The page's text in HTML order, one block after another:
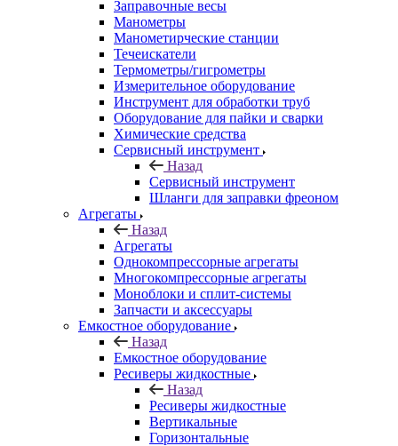
Заправочные весы
Манометры
Манометирческие станции
Течеискатели
Термометры/гигрометры
Измерительное оборудование
Инструмент для обработки труб
Оборудование для пайки и сварки
Химические средства
Сервисный инструмент
Назад
Сервисный инструмент
Шланги для заправки фреоном
Агрегаты
Назад
Агрегаты
Однокомпрессорные агрегаты
Многокомпрессорные агрегаты
Моноблоки и сплит-системы
Запчасти и аксессуары
Емкостное оборудование
Назад
Емкостное оборудование
Ресиверы жидкостные
Назад
Ресиверы жидкостные
Вертикальные
Горизонтальные